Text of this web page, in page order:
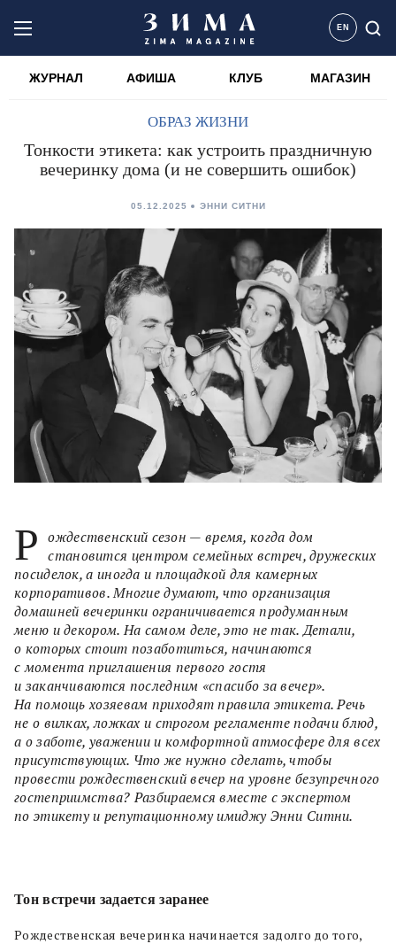
EN
ЖУРНАЛ АФИША КЛУБ МАГАЗИН
ОБРАЗ ЖИЗНИ
Тонкости этикета: как устроить праздничную
вечеринку дома (и не совершить ошибок)
05.12.2025 ЭННИ СИТНИ
Р
ождественский сезон — время, когда дом
становится центром семейных встреч, дружеских
посиделок, а иногда и площадкой для камерных
корпоративов. Многие думают, что организация
домашней вечеринки ограничивается продуманным
меню и декором. На самом деле, это не так. Детали,
о которых стоит позаботиться, начинаются
с момента приглашения первого гостя
и заканчиваются последним «спасибо за вечер».
На помощь хозяевам приходят правила этикета. Речь
не о вилках, ложках и строгом регламенте подачи блюд,
а о заботе, уважении и комфортной атмосфере для всех
присутствующих. Что же нужно сделать, чтобы
провести рождественский вечер на уровне безупречного
гостеприимства? Разбираемся вместе с экспертом
по этикету и репутационному имиджу Энни Ситни.
Тон встречи задается заранее
Рождественская вечеринка начинается задолго до того,